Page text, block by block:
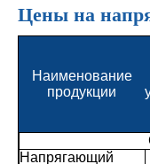
Цены на
Наименование
продукции
Напрягающий